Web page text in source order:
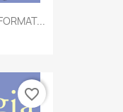
favorite_border